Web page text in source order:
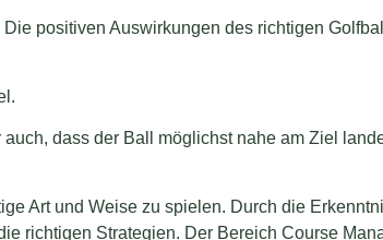
positiven Auswirkungen des richtigen
dass der Ball möglichst nahe am Ziel
Art und Weise zu spielen. Durch die
richtigen Strategien. Der Bereich Course